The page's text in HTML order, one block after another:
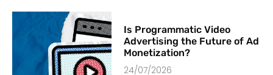
Is Programmatic Video
Advertising the Future of Ad
Monetization?
24/07/2026